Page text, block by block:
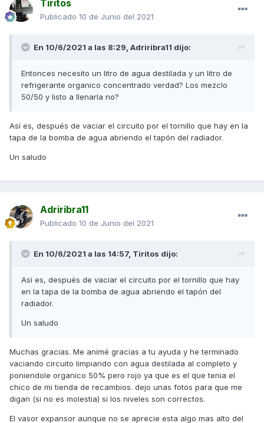
Tiritos
Publicado 10 de Junio del 2021
En 10/6/2021 a las 8:29, Adriribra11 dijo:
Entonces necesito un litro de agua destilada y un litro de
refrigerante organico concentrado verdad? Los mezclo
50/50 y listo a llenarla no?
Así es, después de vaciar el circuito por el tornillo que hay en la
tapa de la bomba de agua abriendo el tapón del radiador.
Un saludo
Adriribra11
Publicado 10 de Junio del 2021
En 10/6/2021 a las 14:57, Tiritos dijo:
Así es, después de vaciar el circuito por el tornillo que hay
en la tapa de la bomba de agua abriendo el tapón del
radiador.
Un saludo
Muchas gracias. Me animé gracias a tu ayuda y he terminado
vaciando circuito limpiando con agua destilada al completo y
poniendole organico 50% pero rojo ya que es el que tenia el
chico de mi tienda de recambios. dejo unas fotos para que me
digan (si no es molestia) si los niveles son correctos.
El vasor expansor aunque no se aprecie esta algo mas alto del